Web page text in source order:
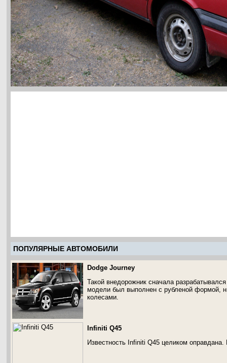
ПОПУЛЯРНЫЕ АВТОМОБИЛИ
Dodge Journey
Такой внедорожник сначала
модели был выполнен с рубленой формой,
колесами.
Infiniti Q45
Известность Infiniti Q45 целиком